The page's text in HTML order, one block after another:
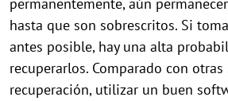
hasta que son sobrescritos. Si
antes posible, hay una alta
recuperarlos. Comparado con
recuperación, utilizar un buen